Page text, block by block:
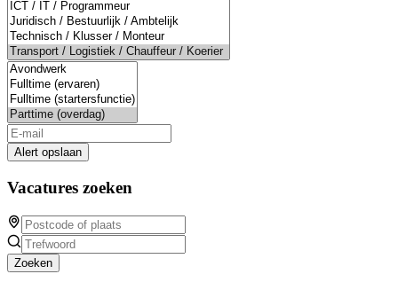
Alert opslaan
Vacatures zoeken
Zoeken